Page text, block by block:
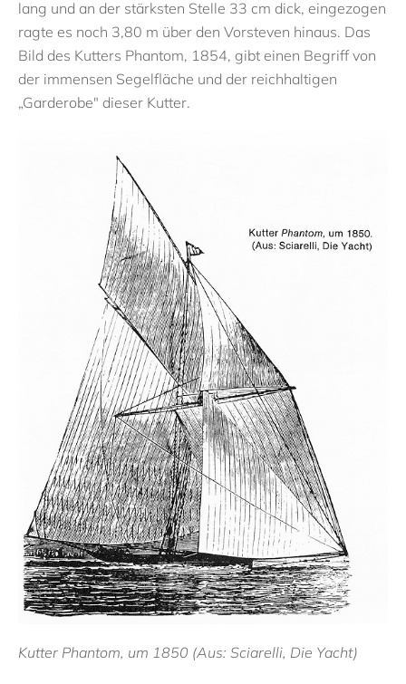
lang und an der stärksten Stelle 33 cm dick, eingezogen
ragte es noch 3,80 m über den Vorsteven hinaus. Das
Bild des Kutters Phantom, 1854, gibt einen Begriff von
der immensen Segelfläche und der reichhaltigen
„Garderobe" dieser Kutter.
Kutter Phantom, um 1850 (Aus: Sciarelli, Die Yacht)